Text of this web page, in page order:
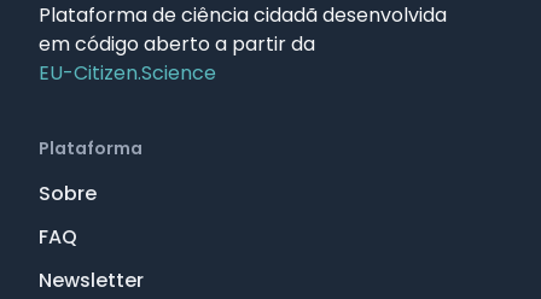
Plataforma de ciência cidadã desenvolvida
em código aberto a partir da
EU-Citizen.Science
Plataforma
Sobre
FAQ
Newsletter